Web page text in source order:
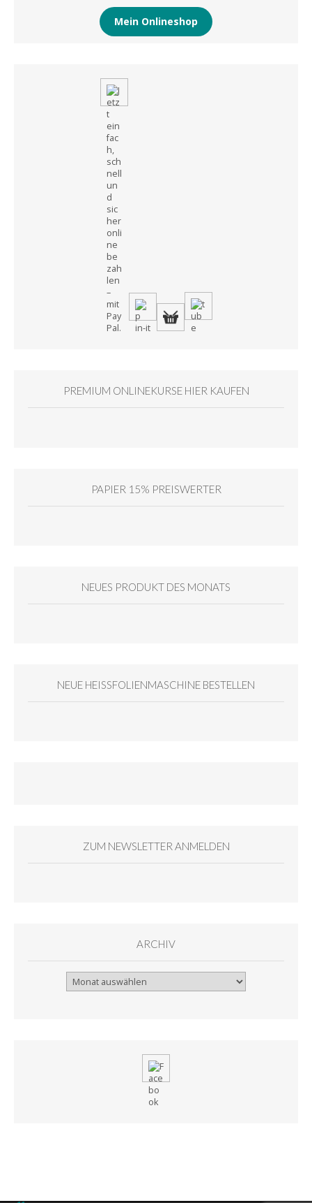
Mein Onlineshop
PREMIUM ONLINEKURSE HIER KAUFEN
PAPIER 15% PREISWERTER
NEUES PRODUKT DES MONATS
NEUE HEISSFOLIENMASCHINE BESTELLEN
ZUM NEWSLETTER ANMELDEN
ARCHIV
Archiv